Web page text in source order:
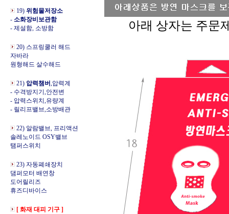
19) 위험물저장소
- 소화장비보관함
- 제설함, 소방함
20) 스프링쿨러 해드
자바라
원형해드 살수해드
21) 압력챔버,압력계
- 수격방지기,안전변
- 압력스위치,유량계
- 릴리프밸브,소방배관
22) 알람밸브, 프리액션
솔레노이드 OSY밸브
탬퍼스위치
23) 자동폐쇄장치
댐퍼모터 배연창
도어릴리즈
휴즈디바이스
[ 화재 대피 기구 ]
아래 상자는 주문제